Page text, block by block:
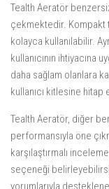
Tealth Aeratör
çekmektedir. Kompakt
kolayca kullanılabilir.
kullanıcının
daha sağlam olanlara
kullanıcı kitlesine hitap
Tealth Aeratör, diğer
performansıyla öne
karşılaştırmalı
seçeneği
yorumlarıyla